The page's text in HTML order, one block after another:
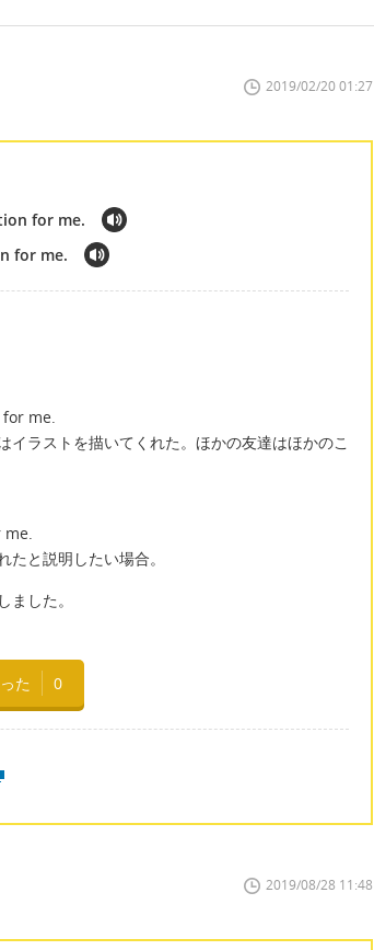
2019/02/20 01:27
for me.
for me.
me.
ラストを描いてくれた。ほかの友達はほかのこ
と説明したい場合。
した。
た 0
2019/08/28 11:48